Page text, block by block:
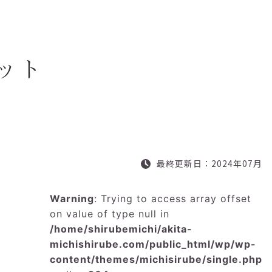
ト
最終更新日：2024年07月
Warning: Trying to access array offset
on value of type null in
/home/shirubemichi/akita-
michishirube.com/public_html/wp/wp-
content/themes/michisirube/single.php